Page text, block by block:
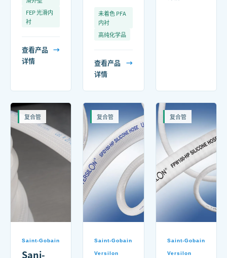
FEP 光滑内
衬
查看产品
详情
→
未着色 PFA
内衬
高纯化学品
查看产品
详情
→
复合管
Saint-Gobain
Sani-
复合管
Saint-Gobain
Versilon
复合管
Saint-Gobain
Versilon